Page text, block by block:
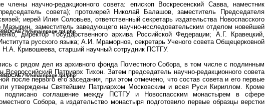
члены научно-редакционного совета: епископ Воскресенский Савва, наместник
совета); протоиерей Николай Балашов, заместитель Председателя
иерей Илия Соловьев, ответственный секретарь издательства Новоспасского
заместитель заведующего научно-исследовательским отделом новейшей
директор Государственного архива Российской Федерации; А.Г. Кравецкий,
русского языка; А.И. Мраморнов, секретарь Ученого совета Общецерковной
Н.А. Кривошеева, старший научный сотрудник ПСТГУ.
с рядом дел из архивного фонда Поместного Собора, в том числе с подлинным
Патриарх Тихон. Затем председатель научно-редакционного совета
после первого его заседания, при этом отмечено, что состав совета и его первые
утверждены Святейшим Патриархом Московским и всея Руси Кириллом. Кроме
соглашение между ПСТГУ и Новоспасским монастырем в сфере
Собора, а издательство монастыря подготовило первые образцы верстки